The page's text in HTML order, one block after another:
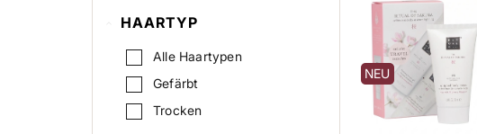
HAARTYP
Alle Haartypen
Gefärbt
Trocken
NEU